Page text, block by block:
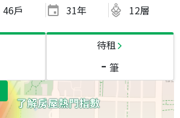
46戶 31年 12層
待租
- 筆